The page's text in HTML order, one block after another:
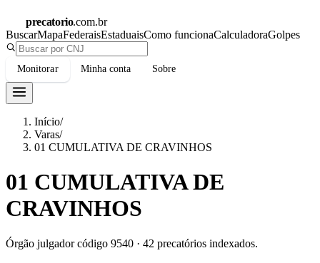
precatorio.com.br
BuscarMapaFederaisEstaduaisComo funcionaCalculadoraGolpes
Monitorar Minha conta Sobre
Início/
Varas/
01 CUMULATIVA DE CRAVINHOS
01 CUMULATIVA DE
CRAVINHOS
Órgão julgador código 9540 · 42 precatórios indexados.